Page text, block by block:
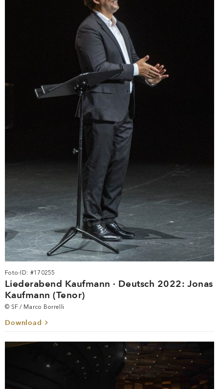
Foto-ID: #170255
Liederabend Kaufmann · Deutsch 2022: Jonas
Kaufmann (Tenor)
© SF / Marco Borrelli
Download